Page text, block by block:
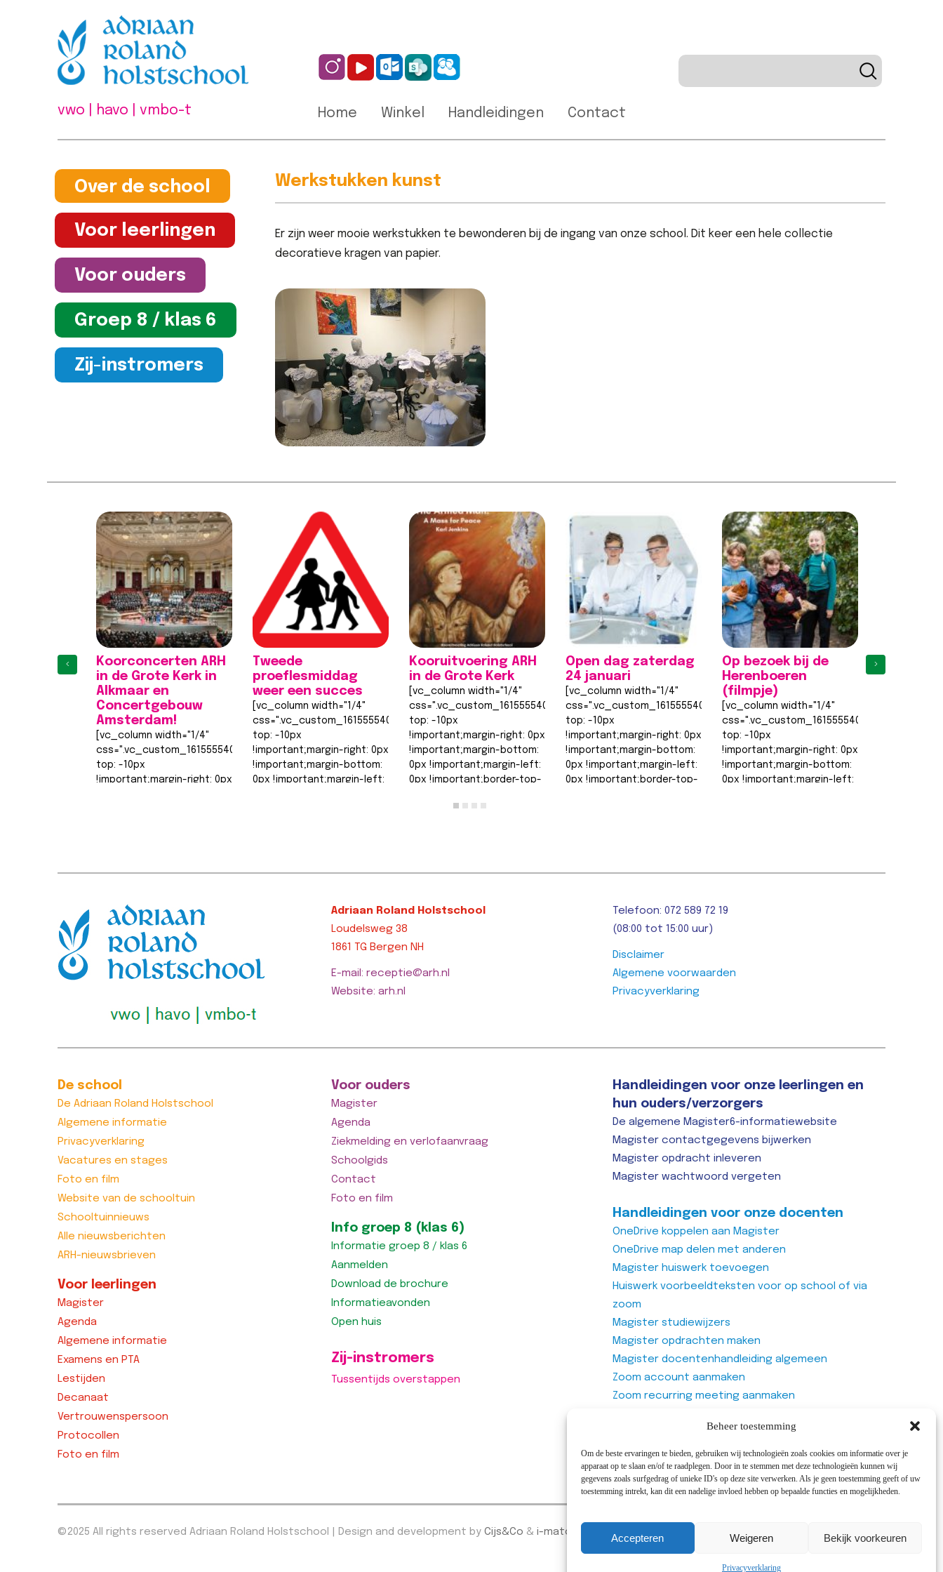
Beheer toestemming
Om de beste ervaringen te bieden, gebruiken wij technologieën zoals cookies om informatie over je
apparaat op te slaan en/of te raadplegen. Door in te stemmen met deze technologieën kunnen wij
gegevens zoals surfgedrag of unieke ID's op deze site verwerken. Als je geen toestemming geeft of uw
toestemming intrekt, kan dit een nadelige invloed hebben op bepaalde functies en mogelijkheden.
Accepteren Weigeren Bekijk voorkeuren
Privacyverklaring
vwo | havo | vmbo-t Home Winkel Handleidingen Contact
Over de school
Voor leerlingen
Voor ouders
Groep 8 / klas 6
Zij-instromers
Werkstukken kunst
Er zijn weer mooie werkstukken te bewonderen bij de ingang van onze school. Dit keer een hele collectie
decoratieve kragen van papier.
Koorconcerten ARH
in de Grote Kerk in
Alkmaar en
Concertgebouw
Amsterdam!
[vc_column width="1/4"
css=".vc_custom_1615555402682{margin-
top: -10px
!important;margin-right: 0px
Tweede
proeflesmiddag
weer een succes
[vc_column width="1/4"
css=".vc_custom_1615555402682{margin-
top: -10px
!important;margin-right: 0px
!important;margin-bottom:
0px !important;margin-left:
Kooruitvoering ARH
in de Grote Kerk
[vc_column width="1/4"
css=".vc_custom_1615555402682{margin-
top: -10px
!important;margin-right: 0px
!important;margin-bottom:
0px !important;margin-left:
0px !important;border-top-
!important;border-right-
Open dag zaterdag
24 januari
[vc_column width="1/4"
css=".vc_custom_1615555402682{margin-
top: -10px
!important;margin-right: 0px
!important;margin-bottom:
0px !important;margin-left:
0px !important;border-top-
Op bezoek bij de
Herenboeren
(filmpje)
[vc_column width="1/4"
css=".vc_custom_1615555402682{margin-
top: -10px
!important;margin-right: 0px
!important;margin-bottom:
0px !important;margin-left:
‹ ›
Adriaan Roland Holstschool
Loudelsweg 38
1861 TG Bergen NH
E-mail: receptie@arh.nl
Website: arh.nl
Telefoon: 072 589 72 19
(08:00 tot 15:00 uur)
Disclaimer
Algemene voorwaarden
Privacyverklaring
De school
De Adriaan Roland Holstschool
Algemene informatie
Privacyverklaring
Vacatures en stages
Foto en film
Website van de schooltuin
Schooltuinnieuws
Alle nieuwsberichten
ARH-nieuwsbrieven
Voor leerlingen
Magister
Agenda
Algemene informatie
Examens en PTA
Lestijden
Decanaat
Vertrouwenspersoon
Protocollen
Foto en film
Voor ouders
Magister
Agenda
Ziekmelding en verlofaanvraag
Schoolgids
Contact
Foto en film
Info groep 8 (klas 6)
Informatie groep 8 / klas 6
Aanmelden
Download de brochure
Informatieavonden
Open huis
Zij-instromers
Tussentijds overstappen
Handleidingen voor onze leerlingen en
hun ouders/verzorgers
De algemene Magister6-informatiewebsite
Magister contactgegevens bijwerken
Magister opdracht inleveren
Magister wachtwoord vergeten
Handleidingen voor onze docenten
OneDrive koppelen aan Magister
OneDrive map delen met anderen
Magister huiswerk toevoegen
Huiswerk voorbeeldteksten voor op school of via
zoom
Magister studiewijzers
Magister opdrachten maken
Magister docentenhandleiding algemeen
Zoom account aanmaken
Zoom recurring meeting aanmaken
Vragenlijst van Office365 Forms gebruiken
©2025 All rights reserved Adriaan Roland Holstschool | Design and development by Cijs&Co & i-match webconcepts